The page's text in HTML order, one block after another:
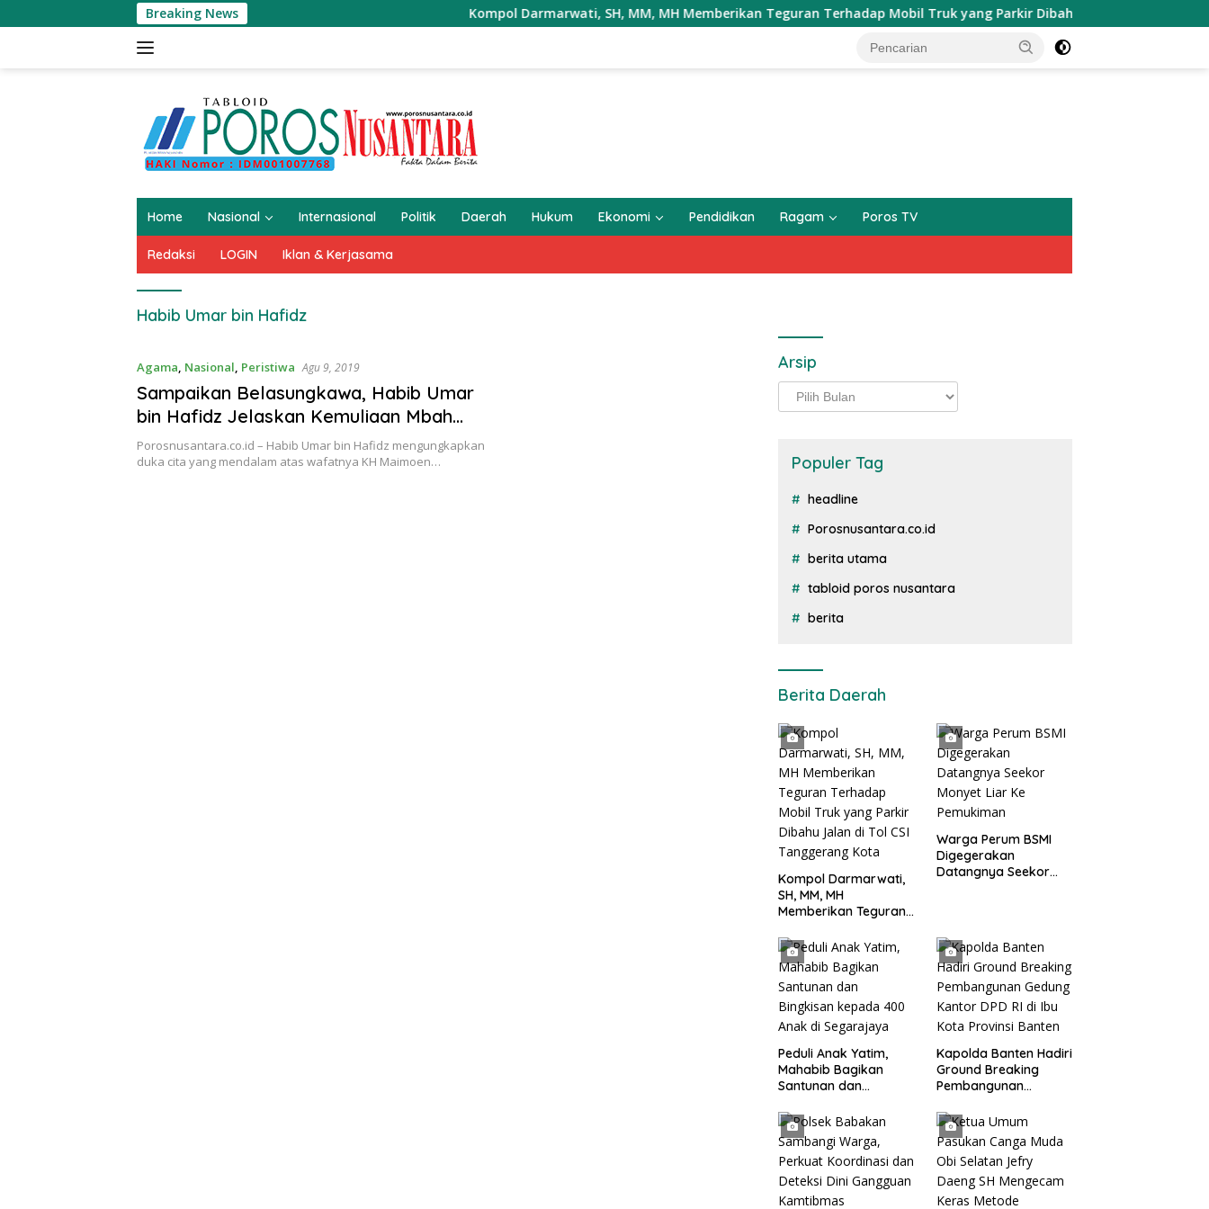
ke
Breaking News Kompol Darmarwati, SH, MM, MH Memberikan Teguran Terhadap Mobil Truk yang Parkir Dibahu Jalan di Tol CSI
Home Nasional Internasional Politik Daerah Hukum Ekonomi Pendidikan Ragam Poros TV
Redaksi LOGIN Iklan & Kerjasama
Habib Umar bin Hafidz
Agama, Nasional, Peristiwa Agu 9, 2019
Sampaikan Belasungkawa, Habib Umar
bin Hafidz Jelaskan Kemuliaan Mbah
Maimoen
Porosnusantara.co.id – Habib Umar bin Hafidz mengungkapkan
duka cita yang mendalam atas wafatnya KH Maimoen…
Arsip
Arsip
Populer Tag
headline
Porosnusantara.co.id
berita utama
tabloid poros nusantara
berita
Berita Daerah
Kompol Darmarwati,
SH, MM, MH
Memberikan Teguran
yang Parkir Dibahu
Jalan di Tol CSI
Tanggerang Kota
Warga Perum BSMI
Digegerakan
Datangnya Seekor
Peduli Anak Yatim,
Mahabib Bagikan
Santunan dan
Anak di Segarajaya
Kapolda Banten Hadiri
Ground Breaking
Pembangunan
di Ibu Kota Provinsi
Banten